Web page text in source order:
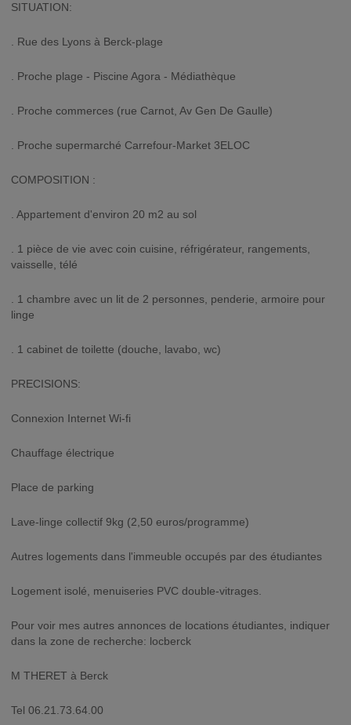
SITUATION:
. Rue des Lyons à Berck-plage
. Proche plage - Piscine Agora - Médiathèque
. Proche commerces (rue Carnot, Av Gen De Gaulle)
. Proche supermarché Carrefour-Market 3ELOC
COMPOSITION :
. Appartement d'environ 20 m2 au sol
. 1 pièce de vie avec coin cuisine, réfrigérateur, rangements,
vaisselle, télé
. 1 chambre avec un lit de 2 personnes, penderie, armoire pour
linge
. 1 cabinet de toilette (douche, lavabo, wc)
PRECISIONS:
Connexion Internet Wi-fi
Chauffage électrique
Place de parking
Lave-linge collectif 9kg (2,50 euros/programme)
Autres logements dans l'immeuble occupés par des étudiantes
Logement isolé, menuiseries PVC double-vitrages.
Pour voir mes autres annonces de locations étudiantes, indiquer
dans la zone de recherche: locberck
M THERET à Berck
Tel 06.21.73.64.00